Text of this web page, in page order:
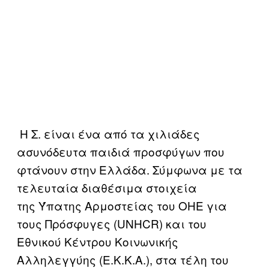
Η Σ. είναι ένα από τα χιλιάδες
ασυνόδευτα παιδιά προσφύγων που
φτάνουν στην Ελλάδα. Σύμφωνα με τα
τελευταία διαθέσιμα στοιχεία
της Ύπατης Αρμοστείας του ΟΗΕ για
τους Πρόσφυγες (UNHCR) και του
Εθνικού Κέντρου Κοινωνικής
Αλληλεγγύης (Ε.Κ.Κ.Α.), στα τέλη του